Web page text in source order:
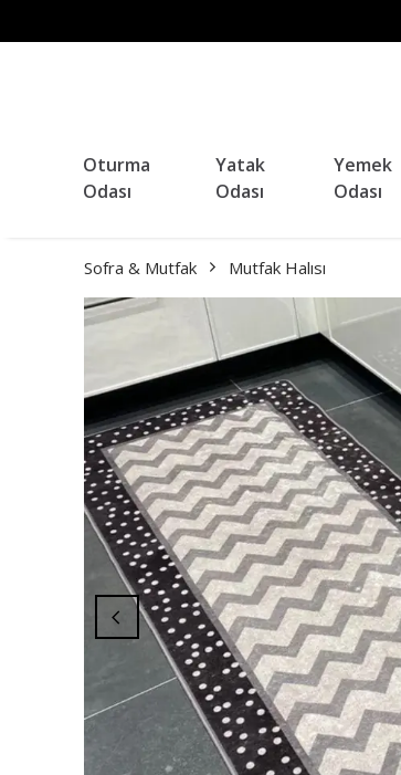
Oturma
Odası
Yatak
Odası
Yemek
Odası
Sofra & Mutfak Mutfak Halısı